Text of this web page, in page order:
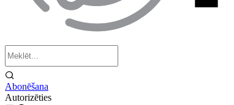
Abonēšana
Autorizēties